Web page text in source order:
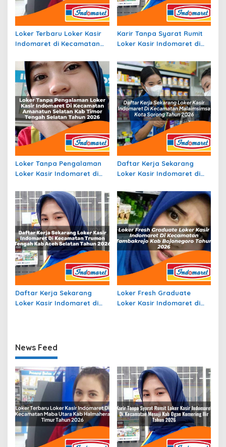
Loker Terbaru Loker Kasir
Indomaret di Kecamatan
Halmahera Timur Tahun
2026
Karir Tanpa Syarat Rumit
Loker Kasir Indomaret di
Ogan Komering Ilir Tahun
2026
Loker Tanpa Pengalaman
Loker Kasir Indomaret di
Selatan, Kab Timor Tengah
Selatan Tahun 2026
Daftar Kerja Sekarang
Loker Kasir Indomaret di
Kota Sorong Tahun 2026
Daftar Kerja Sekarang
Loker Kasir Indomaret di
Loker Fresh Graduate
Loker Kasir Indomaret di
News Feed